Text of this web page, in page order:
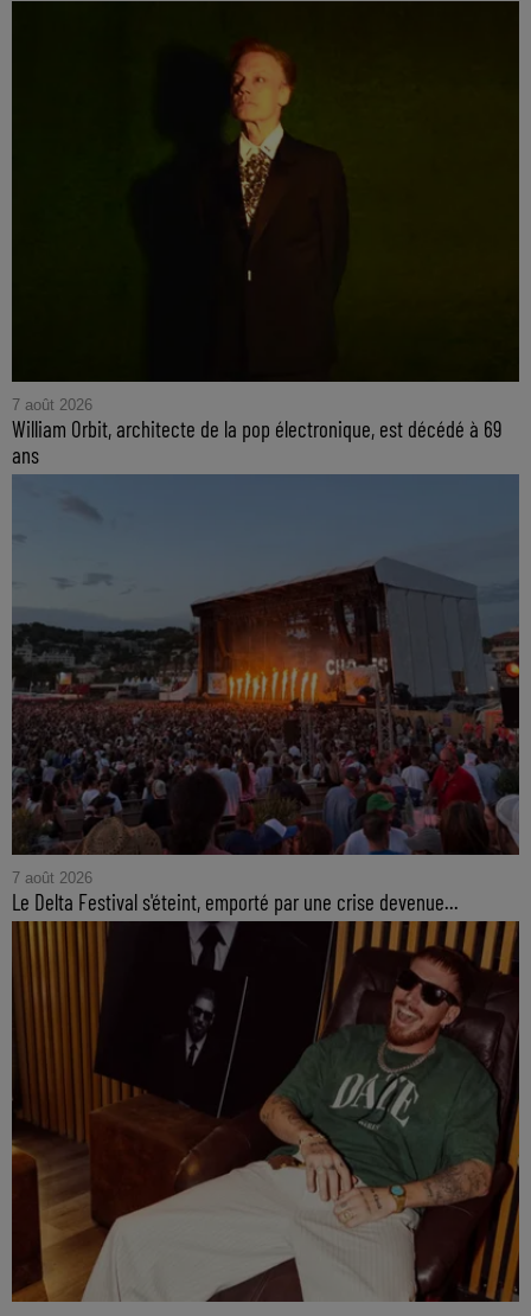
7 août 2026
William Orbit, architecte de la pop électronique, est décédé à 69
ans
7 août 2026
Le Delta Festival s'éteint, emporté par une crise devenue...